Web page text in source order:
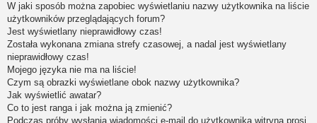
W jaki sposób można zapobiec wyświetlaniu nazwy użytkownika na liście
użytkowników przeglądających forum?
Jest wyświetlany nieprawidłowy czas!
Została wykonana zmiana strefy czasowej, a nadal jest wyświetlany
nieprawidłowy czas!
Mojego języka nie ma na liście!
Czym są obrazki wyświetlane obok nazwy użytkownika?
Jak wyświetlić awatar?
Co to jest ranga i jak można ją zmienić?
Podczas próby wysłania wiadomości e-mail do użytkownika witryna prosi